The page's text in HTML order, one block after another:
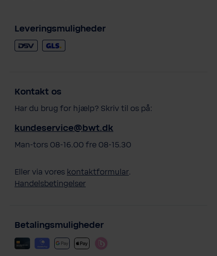
Leveringsmuligheder
Kontakt os
Har du brug for hjælp? Skriv til os på:
kundeservice@bwt.dk
Man-tors 08-16.00 fre 08-15.30
Eller via vores kontaktformular.
Handelsbetingelser
Betalingsmuligheder